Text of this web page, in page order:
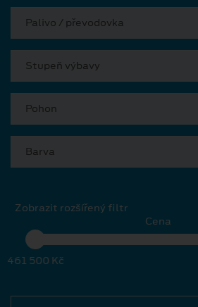
Palivo / převodovka
Stupeň výbavy
Pohon
Barva
Zobrazit rozšířený filtr
Cena
461 500 Kč